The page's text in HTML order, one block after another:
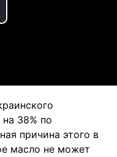
38% по
причина этого в
масло не может